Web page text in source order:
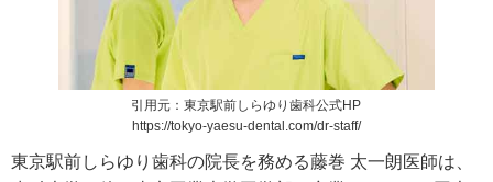
引用元：東京駅前しらゆり歯科公式HP
https://tokyo-yaesu-dental.com/dr-staff/
東京駅前しらゆり歯科の院長を務める藤巻 太一朗医師は、